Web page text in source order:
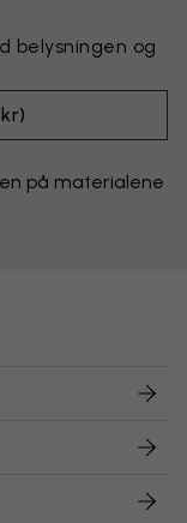
belysningen og
kr)
på materialene